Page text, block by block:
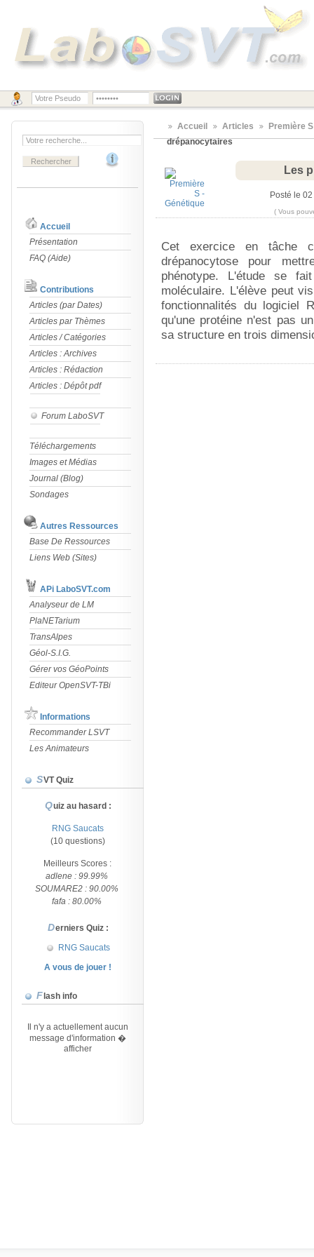
Accueil
Présentation
FAQ (Aide)
Contributions
Articles (par Dates)
Articles par Thèmes
Articles / Catégories
Articles : Archives
Articles : Rédaction
Articles : Dépôt pdf
Forum LaboSVT
Téléchargements
Images et Médias
Journal (Blog)
Sondages
Autres Ressources
Base De Ressources
Liens Web (Sites)
APi LaboSVT.com
Analyseur de LM
PlaNETarium
TransAlpes
Géol-S.I.G.
Gérer vos GéoPoints
Editeur OpenSVT-TBi
Informations
Recommander LSVT
Les Animateurs
SVT Quiz
Quiz au hasard :
RNG Saucats
(10 questions)
Meilleurs Scores :
adlene : 99.99%
SOUMARE2 : 90.00%
fafa : 80.00%
Derniers Quiz :
RNG Saucats
A vous de jouer !
Flash info
Il n'y a actuellement aucun
message d'information �
afficher
Accueil Articles
Première
drépanocytaires
Les
Posté le
( Vous
Cet exercice en tâche
drépanocytose pour
phénotype. L'étude se
moléculaire. L'élève peut
fonctionnalités du logiciel
qu'une protéine n'est pas
sa structure en trois